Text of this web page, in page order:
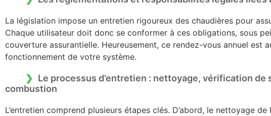
La législation impose un entretien rigoureux des chaudières pour
Chaque utilisateur doit donc se conformer à ces obligations, sous
couverture assurantielle. Heureusement, ce rendez-vous annuel est
fonctionnement de votre système.
Le processus d’entretien : nettoyage, vérification de
combustion
L’entretien comprend plusieurs étapes clés. D’abord, le nettoyage